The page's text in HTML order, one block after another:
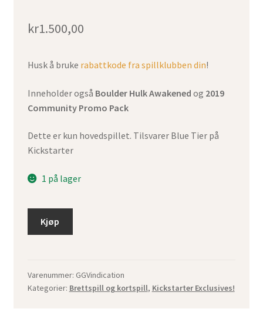
kr1.500,00
Husk å bruke rabattkode fra spillklubben din!
Inneholder også Boulder Hulk Awakened og 2019
Community Promo Pack
Dette er kun hovedspillet. Tilsvarer Blue Tier på
Kickstarter
1 på lager
Kjøp
Varenummer: GGVindication
Kategorier: Brettspill og kortspill, Kickstarter Exclusives!